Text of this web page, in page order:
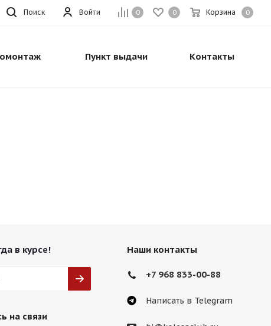
0 0 Корзина 0
Войти
Поиск
Пункт выдачи Контакты
в курсе!
на связи
Наши контакты
+7 968 833-00-88
Написать в Telegram